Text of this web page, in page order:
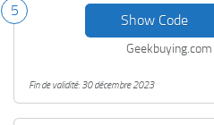
5
Show Code
Geekbuying.com
Fin de validité: 30 décembre 2023